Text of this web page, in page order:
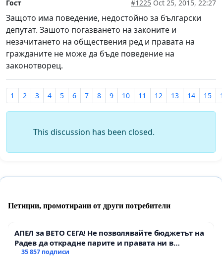
Гост #1225 Oct 25, 2015, 22:27
Защото има поведение, недостойно за български
депутат. Зашото погазването на законите и
незачитането на обществения ред и правата на
гражданите не може да бъде поведение на
законотворец.
1 2 3 4 5 6 7 8 9 10 11 12 13 14 15
This discussion has been closed.
Петиции, промотирани от други потребители
АПЕЛ за ВЕТО СЕГА! Не позволявайте бюджетът на
Радев да открадне парите и правата ни в
тъмното
35 857 подписи